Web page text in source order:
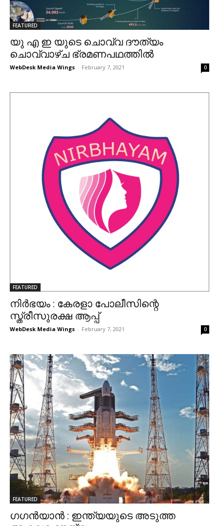
FEATURED
യു എ ഇ യുടെ ചൊവ്വ ദൗത്യം
ചൊവ്വാഴ്ച ഭ്രമണപഥത്തിൽ
WebDesk Media Wings - February 7, 2021 0
FEATURED
നിർഭയം : കേരളാ പോലീസിന്റെ
സ്ത്രീസുരക്ഷ ആപ്പ്
WebDesk Media Wings - February 7, 2021 0
FEATURED
ഗഗൻയാൻ : ഇന്ത്യയുടെ അടുത്ത